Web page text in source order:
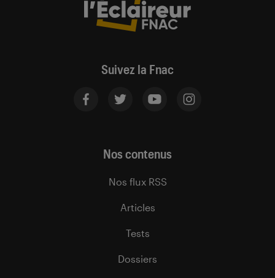
Suivez la Fnac
Nos contenus
Nos flux RSS
Articles
Tests
Dossiers